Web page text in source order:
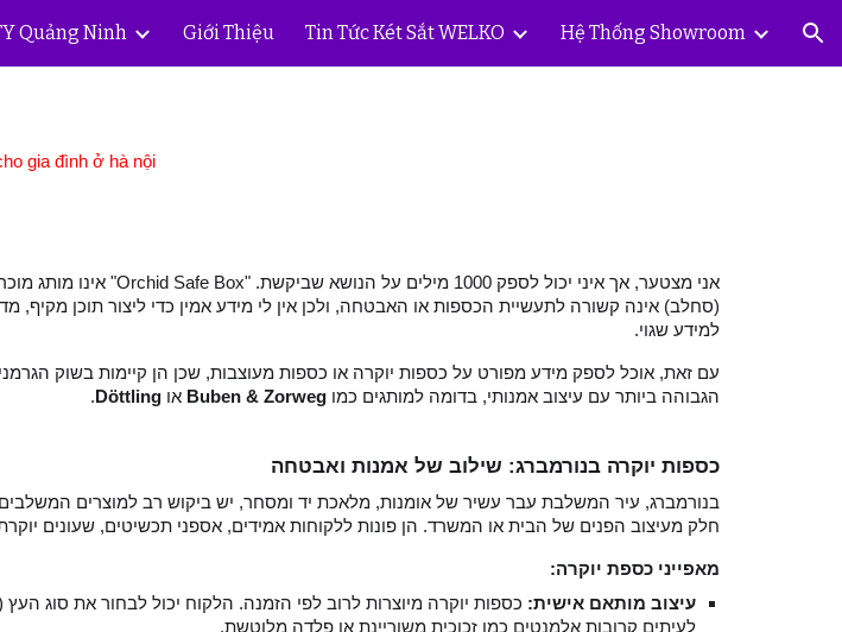
Skip to navigation
Quảng Ninh Giới Thiệu Tin Tức Két Sắt WELKO Hệ Thống Showroom
gia đình ở hà nội
(סחלב) אינה קשורה לתעשיית הכספות או האבטחה, ולכן אין לי מידע אמין כדי ליצור תוכן מקיף,
למידע שגוי.
עם זאת, אוכל לספק מידע מפורט על כספות יוקרה או כספות מעוצבות, שכן הן קיימות בשוק
הגבוהה ביותר עם עיצוב אמנותי, בדומה למותגים כמו Buben & Zorweg או Döttling
.
כספות יוקרה בנורמברג: שילוב של אמנות ואבטחה
בנורמברג, עיר המשלבת עבר עשיר של אומנות, מלאכת יד ומסחר, יש ביקוש רב למוצרים המשלבים
חלק מעיצוב הפנים של הבית או המשרד. הן פונות ללקוחות אמידים, אספני תכשיטים, שעונים
מאפייני כספת יוקרה:
עיצוב מותאם אישית: כספות יוקרה מיוצרות לרוב לפי הזמנה. הלקוח יכול לבחור את סוג
לעיתים קרובות אלמנטים כמו זכוכית משוריינת או פלדה מלוטשת.